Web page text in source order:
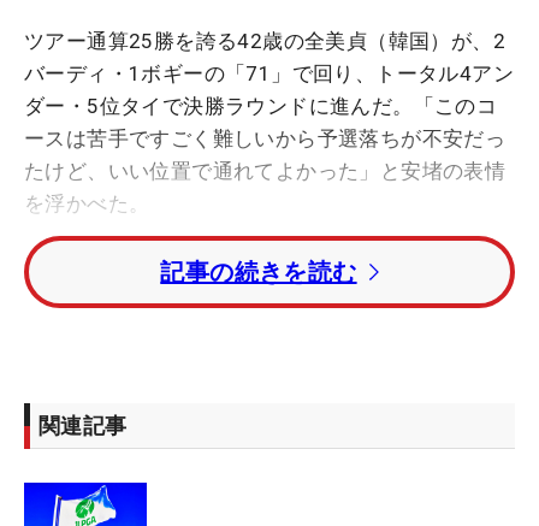
ツアー通算25勝を誇る42歳の全美貞（韓国）が、2
バーディ・1ボギーの「71」で回り、トータル4アン
ダー・5位タイで決勝ラウンドに進んだ。「このコ
ースは苦手ですごく難しいから予選落ちが不安だっ
たけど、いい位置で通れてよかった」と安堵の表情
を浮かべた。
今週のグリーンは13～15フィート未満の“高速”設定
で、予選ラウンド2日間は14フィート。美貞は「本
ラーメイドの“代名詞”ともいえる『スパイダー』の
最新作で、ソール部分に“ZT”と刻印された新しいパ
て、やっと来てうれしい。今週使えてよかった」と
記事の続きを読む
関連記事